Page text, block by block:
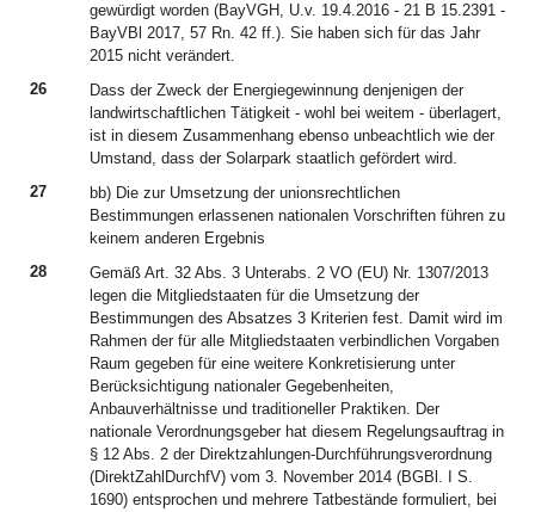
gewürdigt worden (BayVGH, U.v. 19.4.2016 - 21 B 15.2391 -
BayVBl 2017, 57 Rn. 42 ff.). Sie haben sich für das Jahr
2015 nicht verändert.
26
Dass der Zweck der Energiegewinnung denjenigen der
landwirtschaftlichen Tätigkeit - wohl bei weitem - überlagert,
ist in diesem Zusammenhang ebenso unbeachtlich wie der
Umstand, dass der Solarpark staatlich gefördert wird.
27
bb) Die zur Umsetzung der unionsrechtlichen
Bestimmungen erlassenen nationalen Vorschriften führen zu
keinem anderen Ergebnis
28
Gemäß Art. 32 Abs. 3 Unterabs. 2 VO (EU) Nr. 1307/2013
legen die Mitgliedstaaten für die Umsetzung der
Bestimmungen des Absatzes 3 Kriterien fest. Damit wird im
Rahmen der für alle Mitgliedstaaten verbindlichen Vorgaben
Raum gegeben für eine weitere Konkretisierung unter
Berücksichtigung nationaler Gegebenheiten,
Anbauverhältnisse und traditioneller Praktiken. Der
nationale Verordnungsgeber hat diesem Regelungsauftrag in
§ 12 Abs. 2 der Direktzahlungen-Durchführungsverordnung
(DirektZahlDurchfV) vom 3. November 2014 (BGBl. I S.
1690) entsprochen und mehrere Tatbestände formuliert, bei